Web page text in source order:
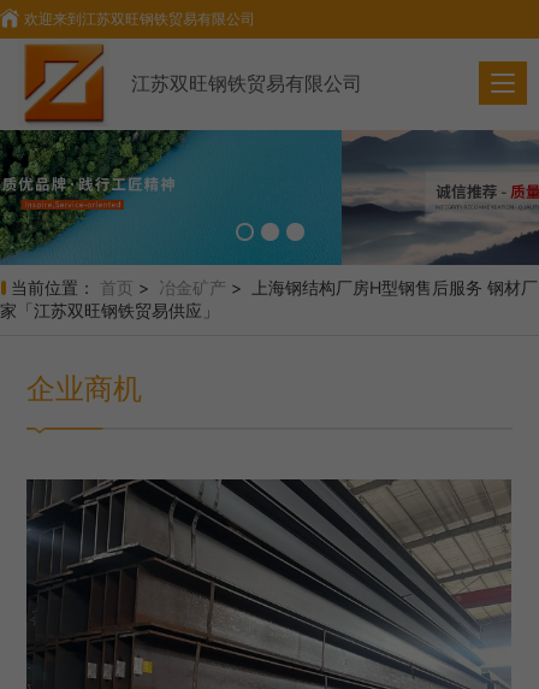
欢迎来到江苏双旺钢铁贸易有限公司
江苏双旺钢铁贸易有限公司
当前位置： 首页 > 冶金矿产 > 上海钢结构厂房H型钢售后服务 钢材厂
家「江苏双旺钢铁贸易供应」
企业商机